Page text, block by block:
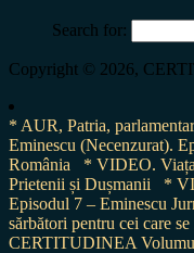
Search for:
Copyright © 2026,
* AUR, Patria,
Eminescu (Necenzurat).
România
* VIDEO.
Prietenii și Dușmanii
*
Episodul 7 – Eminescu
sărbători pentru cei care
CERTITUDINEA